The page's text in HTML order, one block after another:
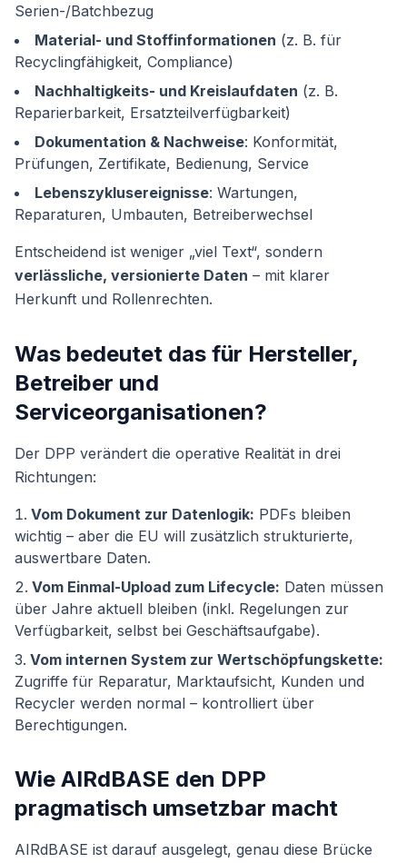
Serien-/Batchbezug
Material- und Stoffinformationen (z. B. für
Recyclingfähigkeit, Compliance)
Nachhaltigkeits- und Kreislaufdaten (z. B.
Reparierbarkeit, Ersatzteilverfügbarkeit)
Dokumentation & Nachweise: Konformität,
Prüfungen, Zertifikate, Bedienung, Service
Lebenszyklusereignisse: Wartungen,
Reparaturen, Umbauten, Betreiberwechsel
Entscheidend ist weniger „viel Text“, sondern
verlässliche, versionierte Daten – mit klarer
Herkunft und Rollenrechten.
Was bedeutet das für Hersteller,
Betreiber und
Serviceorganisationen?
Der DPP verändert die operative Realität in drei
Richtungen:
Vom Dokument zur Datenlogik: PDFs bleiben
wichtig – aber die EU will zusätzlich strukturierte,
auswertbare Daten.
Vom Einmal-Upload zum Lifecycle: Daten müssen
über Jahre aktuell bleiben (inkl. Regelungen zur
Verfügbarkeit, selbst bei Geschäftsaufgabe).
Vom internen System zur Wertschöpfungskette:
Zugriffe für Reparatur, Marktaufsicht, Kunden und
Recycler werden normal – kontrolliert über
Berechtigungen.
Wie AIRdBASE den DPP
pragmatisch umsetzbar macht
AIRdBASE ist darauf ausgelegt, genau diese Brücke